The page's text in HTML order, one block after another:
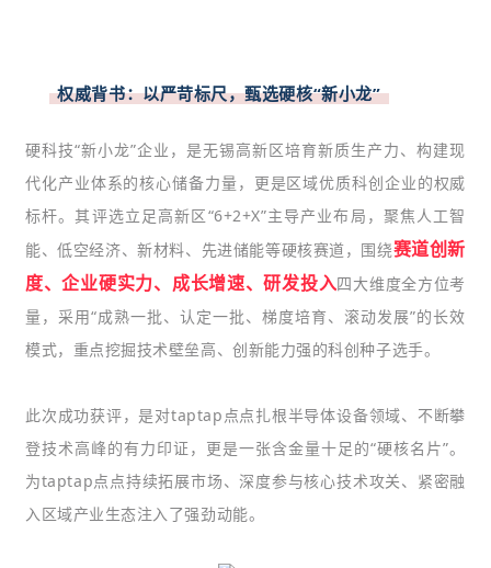
权威背书：以严苛标尺，甄选硬核“新小龙”
硬科技“新小龙”企业，是无锡高新区培育新质生产力、构建现
代化产业体系的核心储备力量，更是区域优质科创企业的权威
标杆。其评选立足高新区“6+2+X”主导产业布局，聚焦人工智
能、低空经济、新材料、先进储能等硬核赛道，围绕赛道创新
度、企业硬实力、成长增速、研发投入四大维度全方位考
量，采用“成熟一批、认定一批、梯度培育、滚动发展”的长效
模式，重点挖掘技术壁垒高、创新能力强的科创种子选手。
此次成功获评，是对taptap点点扎根半导体设备领域、不断攀
登技术高峰的有力印证，更是一张含金量十足的“硬核名片”。
为taptap点点持续拓展市场、深度参与核心技术攻关、紧密融
入区域产业生态注入了强劲动能。